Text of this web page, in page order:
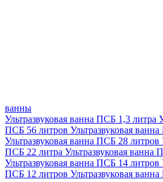
ванны
Ультразвуковая ванна ПСБ 1,3 литра
ПСБ 56 литров Ультразвуковая
Ультразвуковая ванна ПСБ 28 литров
ПСБ 22 литра Ультразвуковая ванна
Ультразвуковая ванна ПСБ 14 литров
ПСБ 12 литров Ультразвуковая